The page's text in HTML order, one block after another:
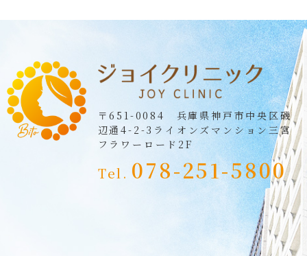
〒651-0084 兵庫県神戸市中央区磯
辺通4-2-3 ライオンズマンション三宮
フラワーロード2F
Tel. 078-251-5800